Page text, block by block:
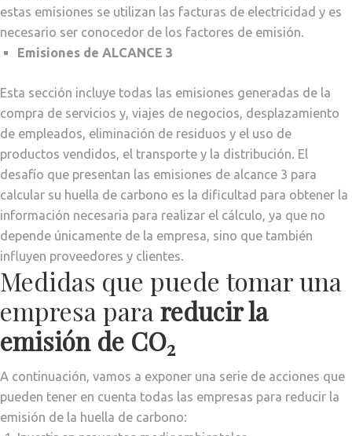
estas emisiones se utilizan las facturas de electricidad y es
necesario ser conocedor de los factores de emisión.
Emisiones de ALCANCE 3
Esta sección incluye todas las emisiones generadas de la
compra de servicios y, viajes de negocios, desplazamiento
de empleados, eliminación de residuos y el uso de
productos vendidos, el transporte y la distribución. El
desafío que presentan las emisiones de alcance 3 para
calcular su huella de carbono es la dificultad para obtener la
información necesaria para realizar el cálculo, ya que no
depende únicamente de la empresa, sino que también
influyen proveedores y clientes.
Medidas que puede tomar una
empresa parareducir la
emisión de CO2
A continuación, vamos a exponer una serie de acciones que
pueden tener en cuenta todas las empresas para reducir la
emisión de la huella de carbono: